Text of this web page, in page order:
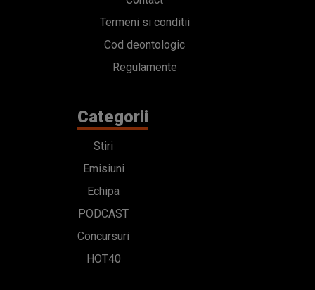
Termeni si conditii
Cod deontologic
Regulamente
Categorii
Stiri
Emisiuni
Echipa
PODCAST
Concursuri
HOT40